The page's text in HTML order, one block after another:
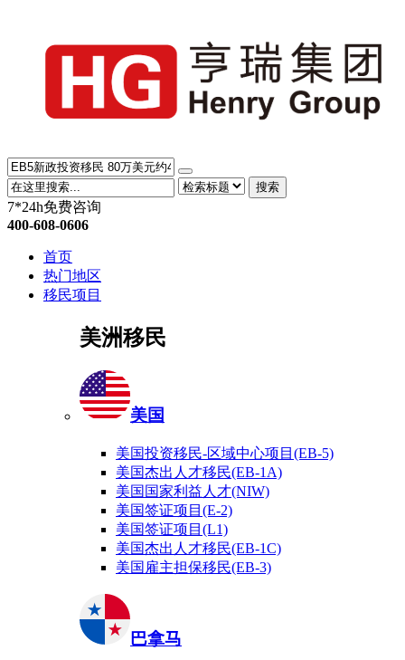
搜索
7*24h免费咨询
400-608-0606
首页
热门地区
移民项目
美洲移民
美国
美国投资移民-区域中心项目(EB-5)
美国杰出人才移民(EB-1A)
美国国家利益人才(NIW)
美国签证项目(E-2)
美国签证项目(L1)
美国杰出人才移民(EB-1C)
美国雇主担保移民(EB-3)
巴拿马